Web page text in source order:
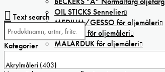
OIL STICKS Sennelier
MEDIUM/GESSO för oljemåleri
PENSLAR för oljemåleri
MÅLARDUK för oljemåleri
PAPPER för oljemåleri
OLJESET
Text search
Kategorier